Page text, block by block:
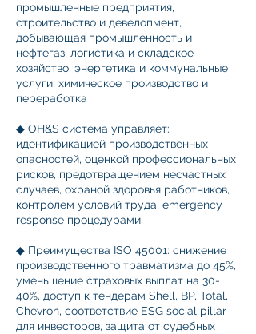
промышленные предприятия,
строительство и девелопмент,
добывающая промышленность и
нефтегаз, логистика и складское
хозяйство, энергетика и коммунальные
услуги, химическое производство и
переработка
◆ OH&S система управляет:
идентификацией производственных
опасностей, оценкой профессиональных
рисков, предотвращением несчастных
случаев, охраной здоровья работников,
контролем условий труда, emergency
response процедурами
◆ Преимущества ISO 45001: снижение
производственного травматизма до 45%,
уменьшение страховых выплат на 30-
40%, доступ к тендерам Shell, BP, Total,
Chevron, соответствие ESG social pillar
для инвесторов, защита от судебных